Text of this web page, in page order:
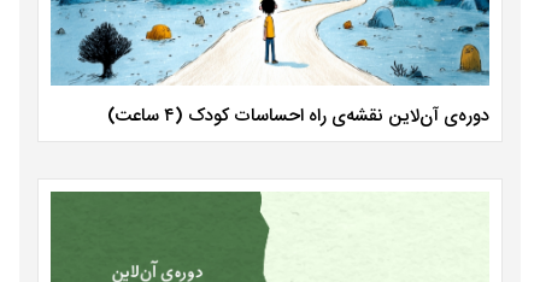
دوره‌ی آن‌لاین نقشه‌ی راه احساسات کودک (۴ ساعت)